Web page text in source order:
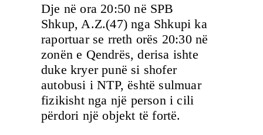
Dje në ora 20:50 në SPB
Shkup, A.Z.(47) nga Shkupi ka
raportuar se rreth orës 20:30 në
zonën e Qendrës, derisa ishte
duke kryer punë si shofer
autobusi i NTP, është sulmuar
fizikisht nga një person i cili
përdori një objekt të fortë.